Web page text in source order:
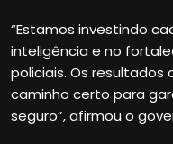
“Estamos investindo
inteligência e no
policiais. Os
caminho certo para
seguro”, afirmou o